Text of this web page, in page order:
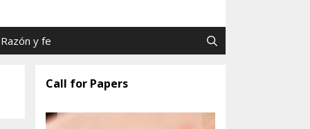
Razón y fe
Call for Papers